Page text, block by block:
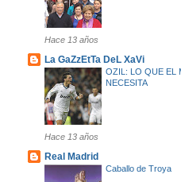
Hace 13 años
La GaZzEtTa DeL XaVi
OZIL: LO QUE EL
NECESITA
Hace 13 años
Real Madrid
Caballo de Troya